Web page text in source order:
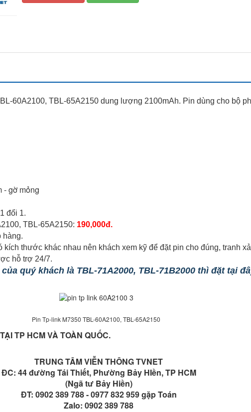
60A2100, TBL-65A2150 dung lượng 2100mAh. Pin dùng cho bộ
- gờ mỏng
đổi 1.
TBL-65A2150: 190,000đ.
hàng.
thước khác nhau nên khách xem kỹ để đặt pin cho đúng, tranh
hỗ trợ 24/7.
quý khách là TBL-71A2000, TBL-71B2000 thì đặt tại
Pin Tp-link M7350 TBL-60A2100, TBL-65A2150
TP HCM VÀ TOÀN QUỐC.
TRUNG TÂM VIỄN THÔNG TVNET
ĐC: 44 đường Tái Thiết, Phường Bảy HIền, TP HCM
(Ngã tư Bảy Hiền)
ĐT: 0902 389 788 - 0977 832 959 gặp Toán
Zalo: 0902 389 788